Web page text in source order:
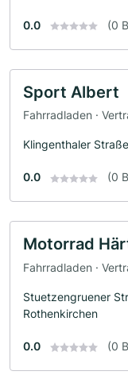
0.0 (0
Sport Albert
Fahrradladen ·
Klingenthaler
0.0 (0
Motorrad
Fahrradladen ·
Stuetzengruener
Rothenkirchen
0.0 (0